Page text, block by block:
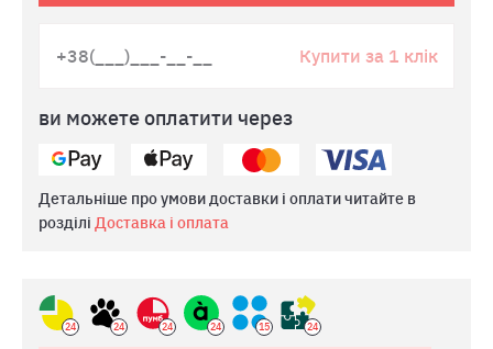
Купити за 1 клік
ви можете оплатити через
Детальніше про умови доставки і оплати читайте в
розділі Доставка і оплата
24 24 24 24 15 24